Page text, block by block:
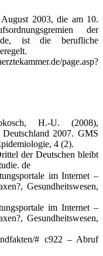
2003, die am 10.
der
ist die berufliche
page.asp?
H.-U. (2008),
Deutschland 2007. GMS
4 (2).
der Deutschen bleibt
de
im Internet –
Gesundheitswesen,
im Internet –
Gesundheitswesen,
# c922 – Abruf